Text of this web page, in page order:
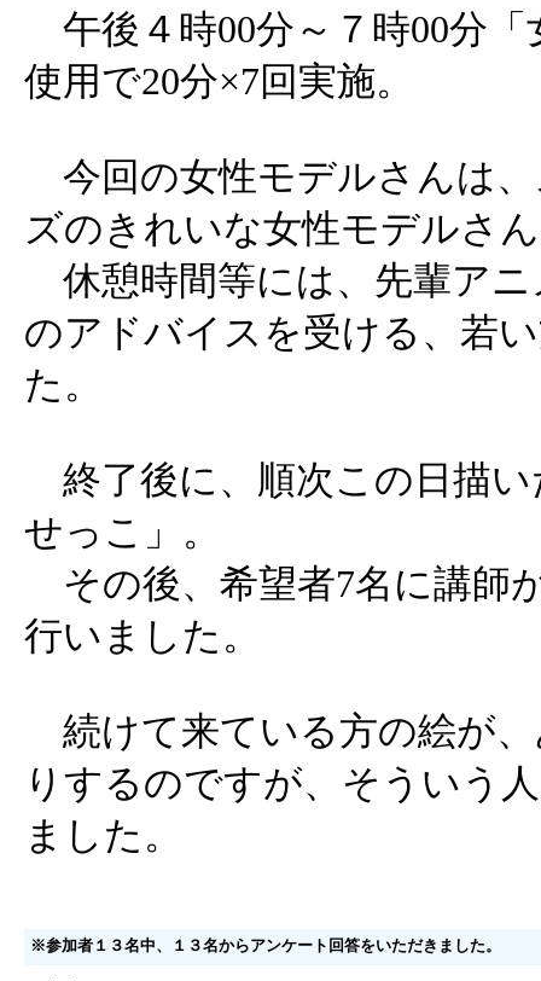
午後４時00分～７時00分
使用で20分×7回実施。
今回の女性モデルさんは
ズのきれいな女性モデルさ
休憩時間等には、先輩ア
のアドバイスを受ける、若
た。
終了後に、順次この日描
せっこ」。
その後、希望者7名に講師
行いました。
続けて来ている方の絵が
りするのですが、そういう
ました。
※参加者１３名中、１３名からアンケート回答をいただきました。